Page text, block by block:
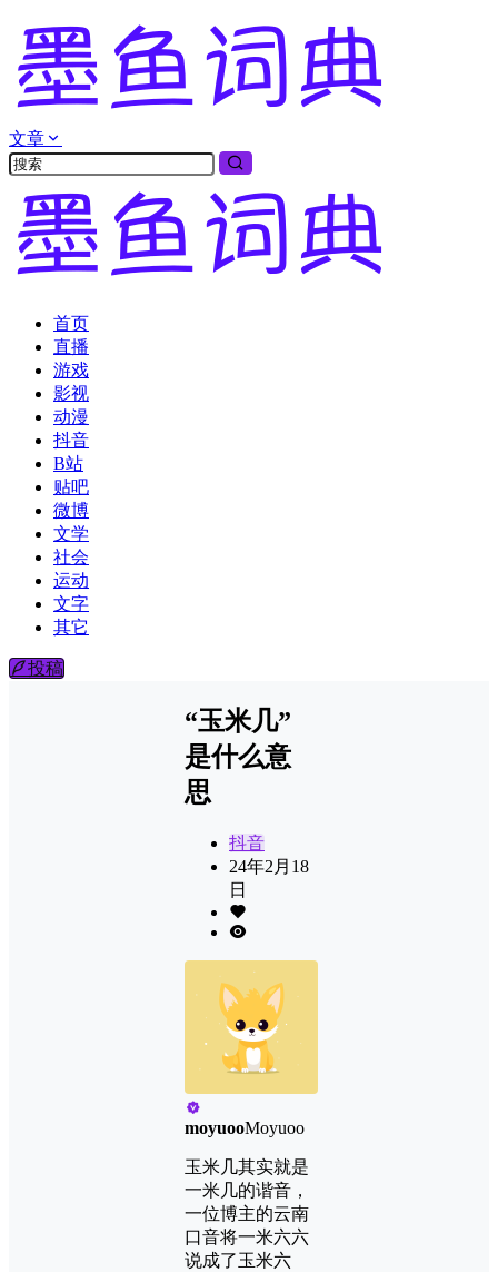
文章
首页
直播
游戏
影视
动漫
抖音
B站
贴吧
微博
文学
社会
运动
文字
其它
投稿
“玉米几”
是什么意
思
抖音
24年2月18
日
moyuooMoyuoo
玉米几其实就是
一米几的谐音，
一位博主的云南
口音将一米六六
说成了玉米六